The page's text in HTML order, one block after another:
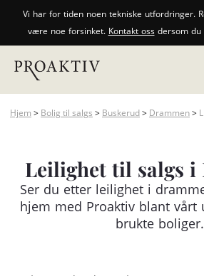
Vi har for tiden noen tekniske utfordringer.
være noe forsinket. Kontakt ossdersom du
Hjem > Bolig til salgs > Buskerud> Drammen>
Leilighet til salgs i
Ser du etter leilighet i
hjem med Proaktiv blant vårt
brukte boliger.